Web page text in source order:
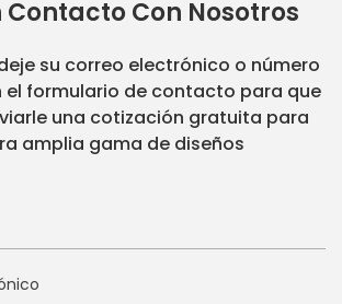
Contacto Con Nosotros
su correo electrónico o número
el formulario de contacto para que
una cotización gratuita para
amplia gama de diseños